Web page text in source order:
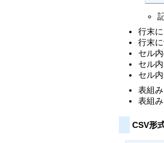
行末
行末
セル
セル
セル
表組
表組
CSV形